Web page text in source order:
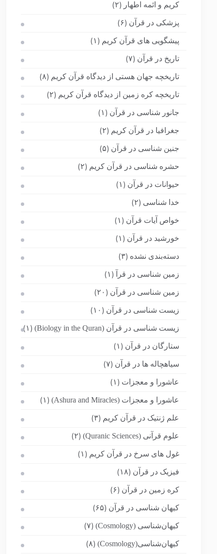
کریم و ائمه اطهار
(۲)
پزشکی در قرآن (۶)
پیشگویی های قرآن کریم (۱)
تاریخ در قرآن (۷)
تاریخچه جهان هستی از دیدگاه قرآن کریم (۸)
تاریخچه کره زمین از دیدگاه قرآن کریم (۲)
جانور شناسی در قرآن (۱)
جغرافیا در قرآن کریم (۲)
جنین شناسی در قرآن (۵)
حشره شناسی در قرآن کریم (۲)
حیوانات در قرآن (۱)
خدا شناسی (۲)
خواص آیات قرآن (۱)
خورشید در قرآن (۱)
دسته‌بندی نشده (۳)
زمین شناسی در قرآ (۱)
زمین شناسی در قرآن (۲۰)
زیست شناسی در قرآن (۱۰)
زیست شناسی در قرآن (Biology in the Quran) (۱)
ستارگان در قرآن (۱)
سیاهچاله ها در قرآن (۷)
عاشورا و معجزات (۱)
عاشورا و معجزات (Ashura and Miracles) (۱)
علم ژنتیک در قرآن کریم (۳)
علوم قرآنی (Quranic Sciences) (۲)
غول های سرخ در قرآن کریم (۱)
فیزیک در قرآن (۱۸)
کره زمین در قرآن (۶)
کیهان شناسی در قرآن (۶۵)
کیهان‌شناسی (Cosmology) (۷)
کیهان‌شناسی(Cosmology) (۸)